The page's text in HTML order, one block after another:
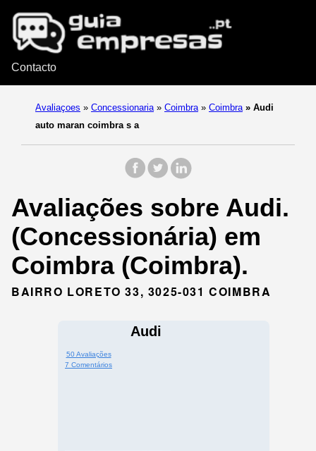
Contacto
Avaliaçoes » Concessionaria » Coimbra » Coimbra » Audi
auto maran coimbra s a
Avaliações sobre Audi.
(Concessionária) em
Coimbra (Coimbra).
BAIRRO LORETO 33, 3025-031 COIMBRA
Audi
50 Avaliações
7 Comentários